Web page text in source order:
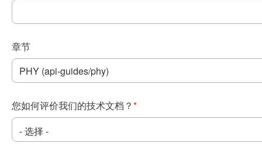
章节
您如何评价我们的技术文档？ *